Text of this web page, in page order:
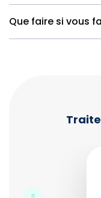
Que faire si vous